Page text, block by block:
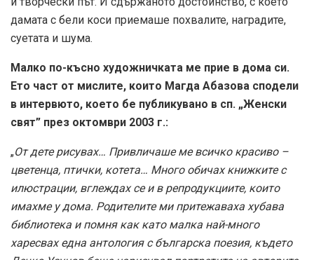
дамата с бели коси приемаше похвалите, наградите,
суетата и шума.
Малко по-късно художничката ме прие в дома си.
Ето част от мислите, които Магда Абазова сподели
в интервюто, което бе публикувано в сп. „Женски
свят” през октомври 2003 г.:
„От дете рисувах… Привличаше ме всичко красиво –
цветенца, птички, котета… Много обичах книжките с
илюстрации, вглеждах се и в репродукциите, които
имахме у дома. Родителите ми притежаваха хубава
библиотека и помня как като малка най-много
харесвах една антология с българска поезия, където